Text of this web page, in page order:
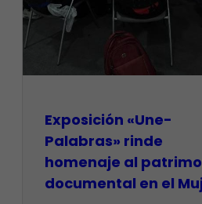
Exposición «Une-
Palabras» rinde
homenaje al
documental en el